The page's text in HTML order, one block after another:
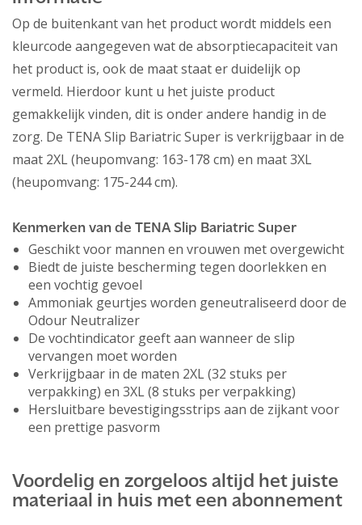
Op de buitenkant van het product wordt middels een
kleurcode aangegeven wat de absorptiecapaciteit van
het product is, ook de maat staat er duidelijk op
vermeld. Hierdoor kunt u het juiste product
gemakkelijk vinden, dit is onder andere handig in de
zorg. De TENA Slip Bariatric Super is verkrijgbaar in de
maat 2XL (heupomvang: 163-178 cm) en maat 3XL
(heupomvang: 175-244 cm).
Kenmerken van de TENA Slip Bariatric Super
Geschikt voor mannen en vrouwen met overgewicht
Biedt de juiste bescherming tegen doorlekken en
een vochtig gevoel
Ammoniak geurtjes worden geneutraliseerd door de
Odour Neutralizer
De vochtindicator geeft aan wanneer de slip
vervangen moet worden
Verkrijgbaar in de maten 2XL (32 stuks per
verpakking) en 3XL (8 stuks per verpakking)
Hersluitbare bevestigingsstrips aan de zijkant voor
een prettige pasvorm
Voordelig en zorgeloos altijd het juiste
materiaal in huis met een abonnement